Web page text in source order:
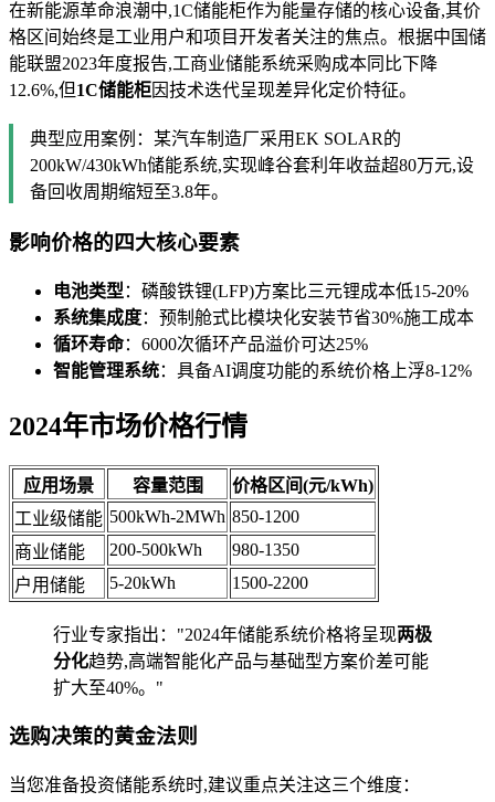
在新能源革命浪潮中,1C储能柜作为能量存储的核心设备,其价
格区间始终是工业用户和项目开发者关注的焦点。根据中国储
能联盟2023年度报告,工商业储能系统采购成本同比下降
12.6%,但1C储能柜因技术迭代呈现差异化定价特征。
典型应用案例：某汽车制造厂采用EK SOLAR的
200kW/430kWh储能系统,实现峰谷套利年收益超80万元,设
备回收周期缩短至3.8年。
影响价格的四大核心要素
电池类型 ：磷酸铁锂(LFP)方案比三元锂成本低15-20%
系统集成度：预制舱式比模块化安装节省30%施工成本
循环寿命：6000次循环产品溢价可达25%
智能管理系统：具备AI调度功能的系统价格上浮8-12%
2024年市场价格行情
应用场景 容量范围
价格区间(元/kWh)
工业级储能 500kWh-2MWh 850-1200
商业储能
200-500kWh
980-1350
户用储能
5-20kWh 1500-2200
行业专家指出："2024年储能系统价格将呈现两极
分化趋势,高端智能化产品与基础型方案价差可能
扩大至40%。"
选购决策的黄金法则
当您准备投资储能系统时,建议重点关注这三个维度：